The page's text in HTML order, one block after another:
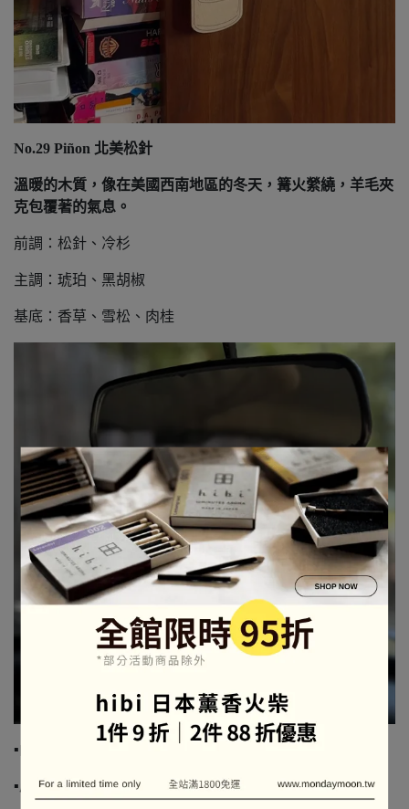
No.29 Piñon 北美松針
溫暖的木質，像在美國西南地區的冬天，篝火縈繞，羊毛夾
克包覆著的氣息。
前調：松針、冷杉
主調：琥珀、黑胡椒
基底：香草、雪松、肉桂
▪️內容量：2片含掛繩
▪️產地 : USA 美國